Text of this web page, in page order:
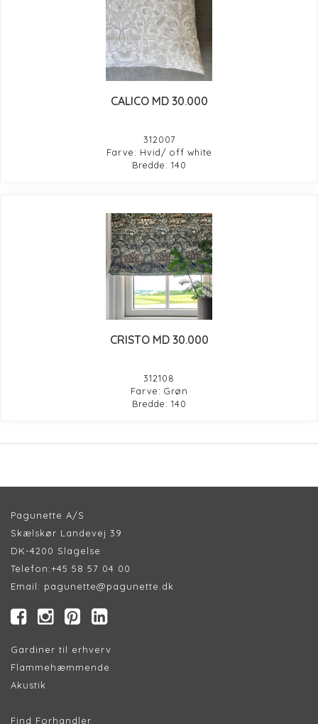
CALICO MD 30.000
312007
Farve: Hvid/ off white
Bredde: 140
CRISTO MD 30.000
312108
Farve: Grøn
Bredde: 140
Pagunette A/S
Skælskør Landevej 39
DK-4200 Slagelse
Telefon:+45 58 57 04 00
Email: pagunette@pagunette.dk
Gardiner til erhverv
Flammehæmmende
Akustik
Find Forhandler